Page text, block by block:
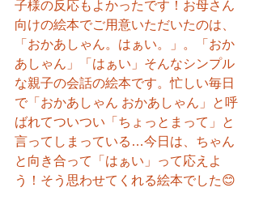
子様の反応もよかったです！お母さん
向けの絵本でご用意いただいたのは、
「おかあしゃん。はぁい。」。「おか
あしゃん」「はぁい」そんなシンプル
な親子の会話の絵本です。忙しい毎日
で「おかあしゃん おかあしゃん」と呼
ばれてついつい「ちょっとまって」と
言ってしまっている…今日は、ちゃん
と向き合って「はぁい」って応えよ
う！そう思わせてくれる絵本でした😊